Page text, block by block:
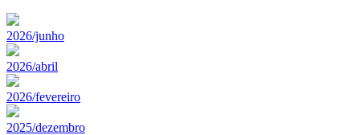
2026/junho
2026/abril
2026/fevereiro
2025/dezembro